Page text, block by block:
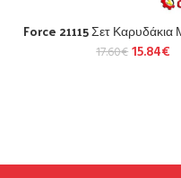
Force 21115 Σετ Καρυδάκια
17.60€ 15.84€